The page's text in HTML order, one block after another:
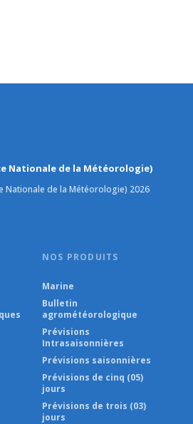
Nationale de la Météorologie)
Nationale de la Météorologie) 2026
NOS PRODUITS
Marine
Bulletin
agrométéorologique
Prévisions
Intrasaisonnières
Prévisions saisonnières
Prévisions de cinq (05)
jours
Prévisions de trois (03)
jours